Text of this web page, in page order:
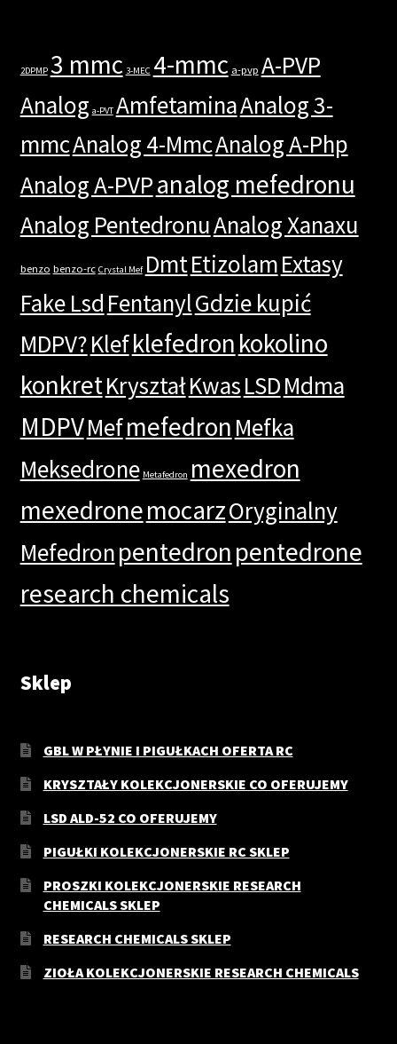
2DPMP 3 mmc 3-MEC 4-mmc a-pvp A-PVP
Analog a-PVT AmfetaminaAnalog 3-
mmcAnalog 4-MmcAnalog A-Php
Analog A-PVPanalog mefedronu
Analog PentedronuAnalog Xanaxu
benzo benzo-rc Crystal Mef DmtEtizolamExtasy
Fake Lsd FentanylGdzie kupić
MDPV?Klefklefedronkokolino
konkretKryształKwasLSDMdma
MDPVMefmefedron Mefka
Meksedrone Metafedron mexedron
mexedronemocarzOryginalny
Mefedronpentedronpentedrone
research chemicals
Sklep
GBL W PŁYNIE I PIGUŁKACH OFERTA RC
KRYSZTAŁY KOLEKCJONERSKIE CO OFERUJEMY
LSD ALD-52 CO OFERUJEMY
PIGUŁKI KOLEKCJONERSKIE RC SKLEP
PROSZKI KOLEKCJONERSKIE RESEARCH
CHEMICALS SKLEP
RESEARCH CHEMICALS SKLEP
ZIOŁA KOLEKCJONERSKIE RESEARCH CHEMICALS